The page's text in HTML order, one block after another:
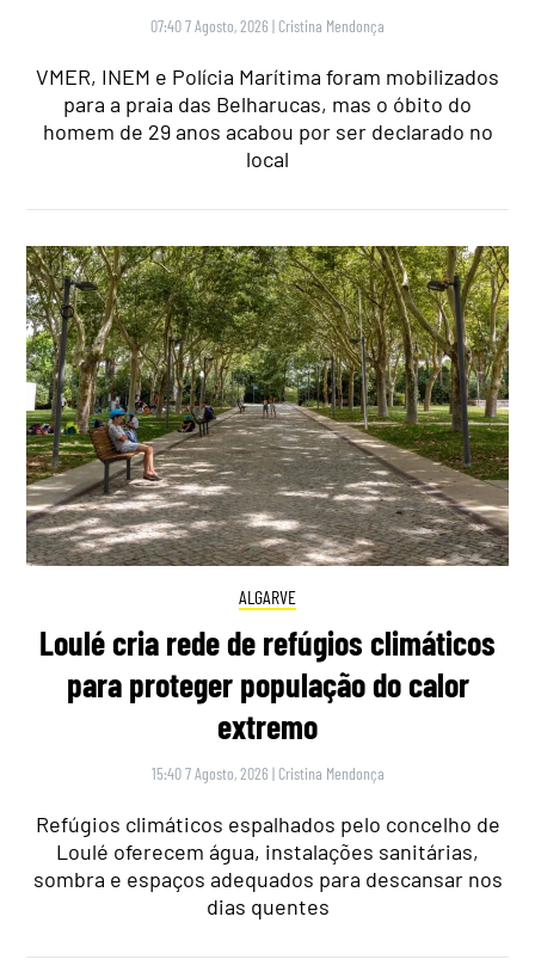
07:40 7 Agosto, 2026 | Cristina Mendonça
VMER, INEM e Polícia Marítima foram mobilizados
para a praia das Belharucas, mas o óbito do
homem de 29 anos acabou por ser declarado no
local
ALGARVE
Loulé cria rede de refúgios climáticos
para proteger população do calor
extremo
15:40 7 Agosto, 2026 | Cristina Mendonça
Refúgios climáticos espalhados pelo concelho de
Loulé oferecem água, instalações sanitárias,
sombra e espaços adequados para descansar nos
dias quentes